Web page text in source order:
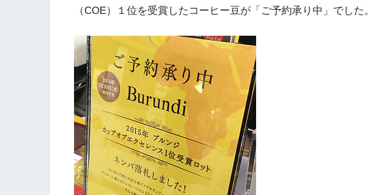
（COE）１位を受賞したコーヒー豆が「ご予約承り中」でした。